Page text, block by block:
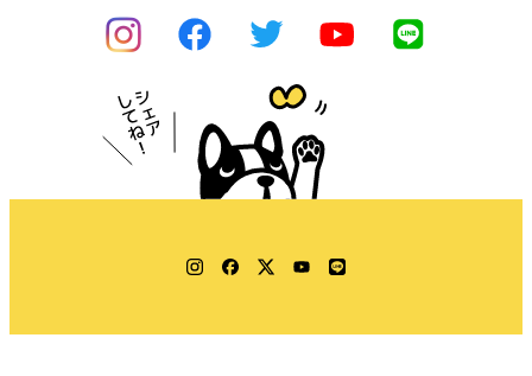
Instagram
Facebook
TwitterYouTube
LINE